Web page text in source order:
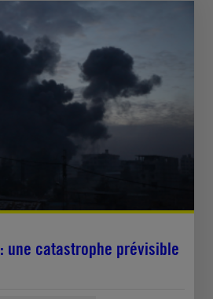
une catastrophe prévisible